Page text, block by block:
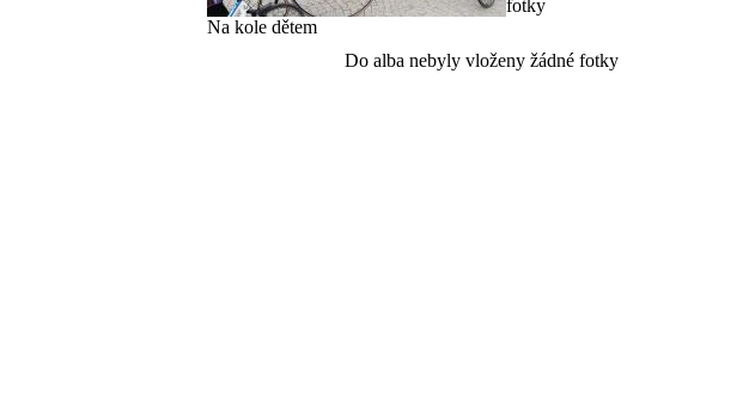
fotky
Na kole dětem
Do alba nebyly vloženy žádné fotky